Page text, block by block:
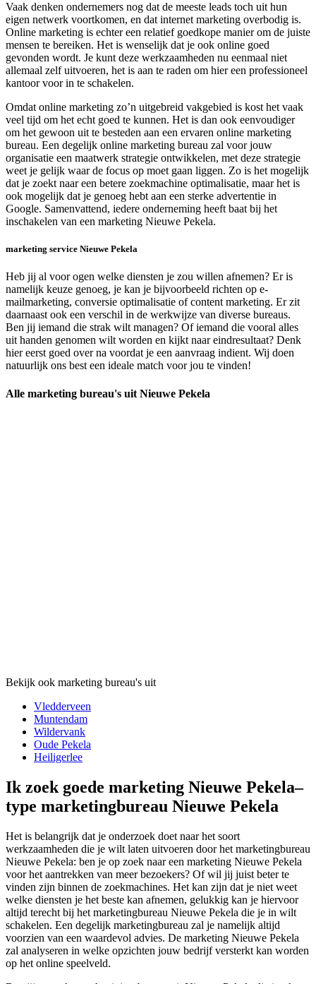
Vaak denken ondernemers nog dat de meeste leads toch uit hun
eigen netwerk voortkomen, en dat internet marketing overbodig is.
Online marketing is echter een relatief goedkope manier om de juiste
mensen te bereiken. Het is wenselijk dat je ook online goed
gevonden wordt. Je kunt deze werkzaamheden nu eenmaal niet
allemaal zelf uitvoeren, het is aan te raden om hier een professioneel
kantoor voor in te schakelen.
Omdat online marketing zo’n uitgebreid vakgebied is kost het vaak
veel tijd om het echt goed te kunnen. Het is dan ook eenvoudiger
om het gewoon uit te besteden aan een ervaren online marketing
bureau. Een degelijk online marketing bureau zal voor jouw
organisatie een maatwerk strategie ontwikkelen, met deze strategie
weet je gelijk waar de focus op moet gaan liggen. Zo is het mogelijk
dat je zoekt naar een betere zoekmachine optimalisatie, maar het is
ook mogelijk dat je genoeg hebt aan een sterke advertentie in
Google. Samenvattend, iedere onderneming heeft baat bij het
inschakelen van een marketing Nieuwe Pekela.
marketing service Nieuwe Pekela
Heb jij al voor ogen welke diensten je zou willen afnemen? Er is
namelijk keuze genoeg, je kan je bijvoorbeeld richten op e-
mailmarketing, conversie optimalisatie of content marketing. Er zit
daarnaast ook een verschil in de werkwijze van diverse bureaus.
Ben jij iemand die strak wilt managen? Of iemand die vooral alles
uit handen genomen wilt worden en kijkt naar eindresultaat? Denk
hier eerst goed over na voordat je een aanvraag indient. Wij doen
natuurlijk ons best een ideale match voor jou te vinden!
Alle marketing bureau's uit Nieuwe Pekela
Bekijk ook marketing bureau's uit
Vledderveen
Muntendam
Wildervank
Oude Pekela
Heiligerlee
Ik zoek goede marketing Nieuwe Pekela–
type marketingbureau Nieuwe Pekela
Het is belangrijk dat je onderzoek doet naar het soort
werkzaamheden die je wilt laten uitvoeren door het marketingbureau
Nieuwe Pekela: ben je op zoek naar een marketing Nieuwe Pekela
voor het aantrekken van meer bezoekers? Of wil jij juist beter te
vinden zijn binnen de zoekmachines. Het kan zijn dat je niet weet
welke diensten je het beste kan afnemen, gelukkig kan je hiervoor
altijd terecht bij het marketingbureau Nieuwe Pekela die je in wilt
schakelen. Een degelijk marketingbureau zal je namelijk altijd
voorzien van een waardevol advies. De marketing Nieuwe Pekela
zal analyseren in welke opzichten jouw bedrijf versterkt kan worden
op het online speelveld.